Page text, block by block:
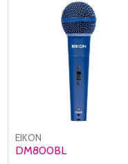
EIKON
DM800BL